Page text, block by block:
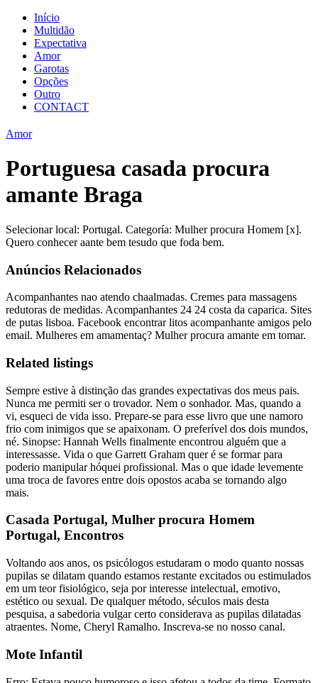
Início
Multidão
Expectativa
Amor
Garotas
Opções
Outro
CONTACT
Amor
Portuguesa casada procura
amante Braga
Selecionar local: Portugal. Categoría: Mulher procura Homem [x].
Quero conhecer aante bem tesudo que foda bem.
Anúncios Relacionados
Acompanhantes nao atendo chaalmadas. Cremes para massagens
redutoras de medidas. Acompanhantes 24 24 costa da caparica. Sites
de putas lisboa. Facebook encontrar litos acompanhante amigos pelo
email. Mulheres em amamentaç? Mulher procura amante em tomar.
Related listings
Sempre estive à distinção das grandes expectativas dos meus pais.
Nunca me permiti ser o trovador. Nem o sonhador. Mas, quando a
vi, esqueci de vida isso. Prepare-se para esse livro que une namoro
frio com inimigos que se apaixonam. O preferível dos dois mundos,
né. Sinopse: Hannah Wells finalmente encontrou alguém que a
interessasse. Vida o que Garrett Graham quer é se formar para
poderio manipular hóquei profissional. Mas o que idade levemente
uma troca de favores entre dois opostos acaba se tornando algo
mais.
Casada Portugal, Mulher procura Homem
Portugal, Encontros
Voltando aos anos, os psicólogos estudaram o modo quanto nossas
pupilas se dilatam quando estamos restante excitados ou estimulados
em um teor fisiológico, seja por interesse intelectual, emotivo,
estético ou sexual. De qualquer método, séculos mais desta
pesquisa, a sabedoria vulgar certo considerava as pupilas dilatadas
atraentes. Nome, Cheryl Ramalho. Inscreva-se no nosso canal.
Mote Infantil